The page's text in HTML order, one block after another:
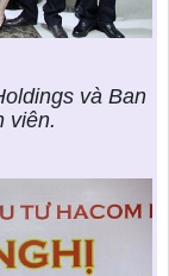
và Ban
viên.